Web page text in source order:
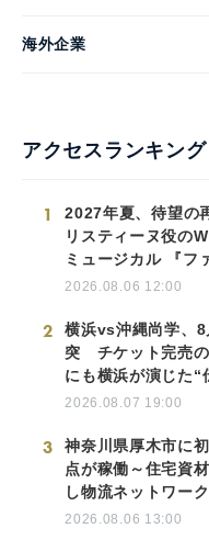
海外企業
アクセスランキング
1
2027年夏、待望の
リスティーヌ役の
ミュージカル 『フ
2026.08.06 12:00
2
横浜vs沖縄尚学、
突 チケット完売
にも横浜が演じた“
2026.08.07 19:00
3
神奈川県厚木市に
点が稼働～住宅資
し物流ネットワー
2026.08.06 13:00